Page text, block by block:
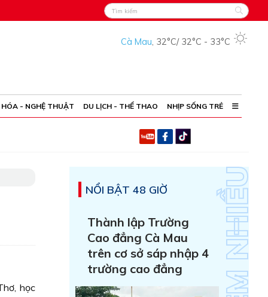
Cà Mau, 32°C/ 32°C - 33°C
- NGHỆ THUẬT DU LỊCH - THỂ THAO NHỊP SỐNG TRẺ
học
NỔI BẬT 48 GIỜ
Thành lập Trường
Cao đẳng Cà Mau
trên cơ sở sáp nhập 4
trường cao đẳng